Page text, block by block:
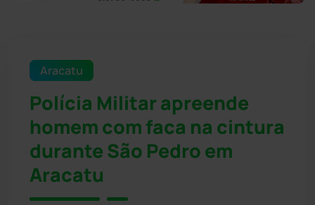
Aracatu
Polícia Militar apreende
homem com faca na cintura
durante São Pedro em
Aracatu